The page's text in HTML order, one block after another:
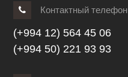
Контактный телефон
(+994 12) 564 45 06
(+994 50) 221 93 93